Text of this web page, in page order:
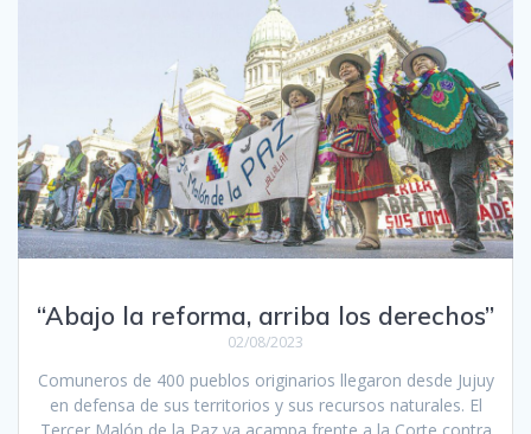
“Abajo la reforma, arriba los derechos”
02/08/2023
Comuneros de 400 pueblos originarios llegaron desde Jujuy
en defensa de sus territorios y sus recursos naturales. El